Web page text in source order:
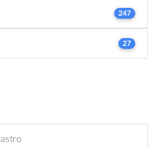
247
27